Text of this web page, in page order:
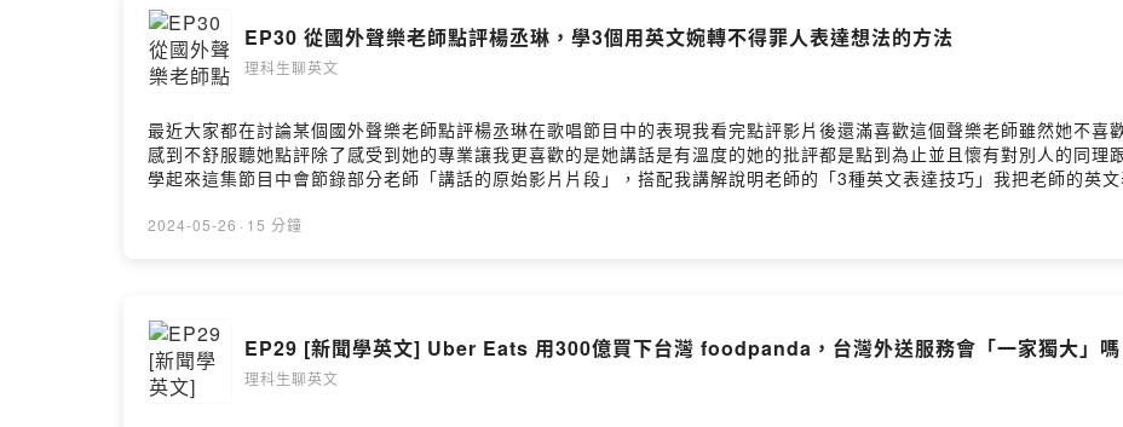
EP30 從國外聲樂老師點評楊丞琳，學3個用英文婉轉不得罪人表達想法的方法
理科生聊英文
最近大家都在討論某個國外聲樂老師點評楊丞琳在歌唱節目中的表現我看完點評影片後還滿喜歡這個聲樂老師雖然她不喜
感到不舒服聽她點評除了感受到她的專業讓我更喜歡的是她講話是有溫度的她的批評都是點到為止並且懷有對別人的同理
學起來這集節目中會節錄部分老師「講話的原始影片片段」，搭配我講解說明老師的「3種英文表達技巧」我把老師的英
不好，而是分享一個自己普遍不喜歡的情形(這樣讓人感覺比較婉轉)希望你聽完收穫滿滿囉！--本集「文字整理版本」在
2022年度暢銷排行第六名，歡迎免費試讀：https://readmoo.com/book/2102314080001實體書版本：出版社下重本高
來像雜誌一樣輕鬆好懂， 給喜歡紙本手感的你網路書店購書連結：誠品書店 https://eslite.me/4msqgc金石堂網路
https://pse.is/4pfdxr敦煌書局 https://pse.is/4jzs82momo https://pse.is/4pvwxq(實體書店也可以買喔)-----留言告訴我
https://open.firstory.me/user/cl15qy9w501kp0hzq205y95um/commentsPowered by Firstory Hosting
2024-05-26 · 15 分鐘
EP29 [新聞學英文] Uber Eats 用300億買下台灣 foodpanda，台灣外送服務會「一家獨大」嗎
理科生聊英文